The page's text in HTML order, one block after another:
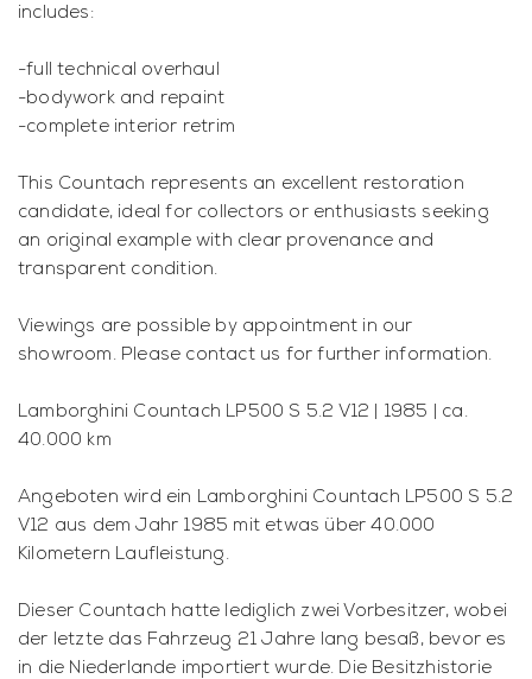
includes:
-full technical overhaul
-bodywork and repaint
-complete interior retrim
This Countach represents an excellent restoration
candidate, ideal for collectors or enthusiasts seeking
an original example with clear provenance and
transparent condition.
Viewings are possible by appointment in our
showroom. Please contact us for further information.
Lamborghini Countach LP500 S 5.2 V12 | 1985 | ca.
40.000 km
Angeboten wird ein Lamborghini Countach LP500 S 5.2
V12 aus dem Jahr 1985 mit etwas über 40.000
Kilometern Laufleistung.
Dieser Countach hatte lediglich zwei Vorbesitzer, wobei
der letzte das Fahrzeug 21 Jahre lang besaß, bevor es
in die Niederlande importiert wurde. Die Besitzhistorie